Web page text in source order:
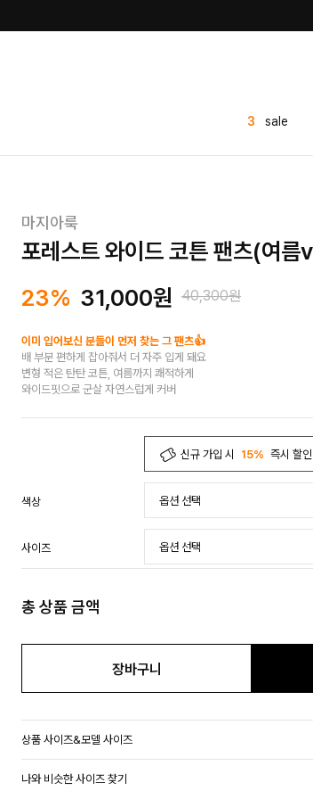
4
반바지
9
세트
마지아룩
포레스트 와이드 코튼 팬츠(여
23% 31,000원 40,300원
이미 입어보신 분들이 먼저 찾는 그 팬츠👍
배 부분 편하게 잡아줘서 더 자주 입게 돼요
변형 적은 탄탄 코튼, 여름까지 쾌적하게
와이드핏으로 군살 자연스럽게 커버
신규 가입 시 15% 즉시 할인
색상
사이즈
총 상품 금액
장바구니
상품 사이즈&모델 사이즈
나와 비슷한 사이즈 찾기